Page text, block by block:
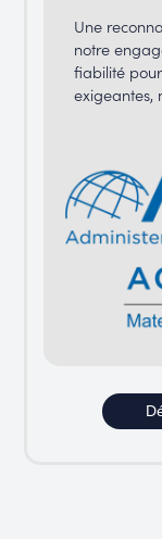
Une
notre
fiabilité
exigeantes,